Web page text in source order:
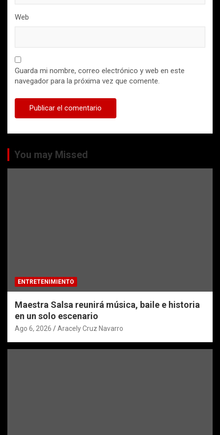
Web
Guarda mi nombre, correo electrónico y web en este
navegador para la próxima vez que comente.
You may Missed
ENTRETENIMIENTO
Maestra Salsa reunirá música, baile e historia
en un solo escenario
Ago 6, 2026 Aracely Cruz Navarro